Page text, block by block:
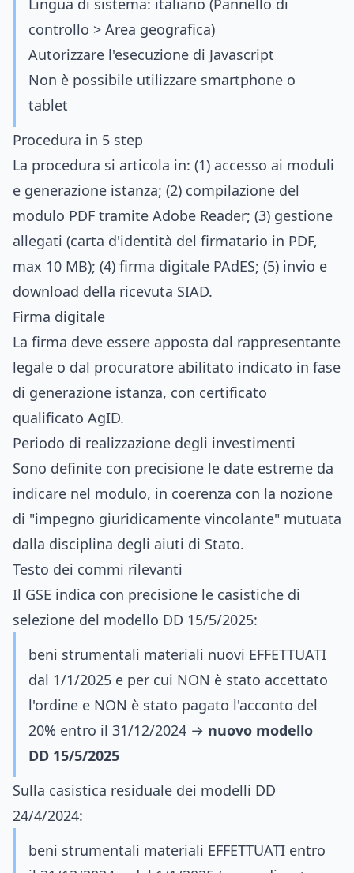
Lingua di sistema: italiano (Pannello di
controllo > Area geografica)
Autorizzare l'esecuzione di Javascript
Non è possibile utilizzare smartphone o
tablet
Procedura in 5 step
La procedura si articola in: (1) accesso ai moduli
e generazione istanza; (2) compilazione del
modulo PDF tramite Adobe Reader; (3) gestione
allegati (carta d'identità del firmatario in PDF,
max 10 MB); (4) firma digitale PAdES; (5) invio e
download della ricevuta SIAD.
Firma digitale
La firma deve essere apposta dal rappresentante
legale o dal procuratore abilitato indicato in fase
di generazione istanza, con certificato
qualificato AgID.
Periodo di realizzazione degli investimenti
Sono definite con precisione le date estreme da
indicare nel modulo, in coerenza con la nozione
di "impegno giuridicamente vincolante" mutuata
dalla disciplina degli aiuti di Stato.
Testo dei commi rilevanti
Il GSE indica con precisione le casistiche di
selezione del modello DD 15/5/2025:
beni strumentali materiali nuovi EFFETTUATI
dal 1/1/2025 e per cui NON è stato accettato
l'ordine e NON è stato pagato l'acconto del
20% entro il 31/12/2024 → nuovo modello
DD 15/5/2025
Sulla casistica residuale dei modelli DD
24/4/2024:
beni strumentali materiali EFFETTUATI entro